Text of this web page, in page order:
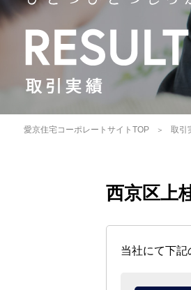
愛京住宅コーポレートサイトTOP 取引
西京区上
当社にて下記